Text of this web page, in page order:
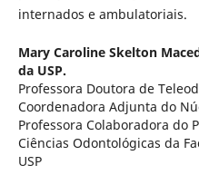
internados e ambulatoriais.
Mary Caroline Skelton
da USP.
Professora Doutora de
Coordenadora Adjunta do
Professora Colaboradora do
Ciências Odontológicas da
USP